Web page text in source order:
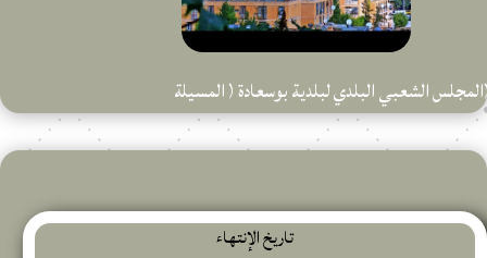
الشعبي البلدي لبلدية بوسعادة ( المسيلة
تاريخ الإنتهاء